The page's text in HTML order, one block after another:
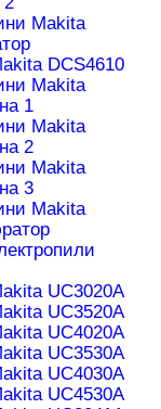
Makita
DCS4610
Makita
1
Makita
2
Makita
3
Makita
UC3020A
UC3520A
UC4020A
UC3530A
UC4030A
UC4530A